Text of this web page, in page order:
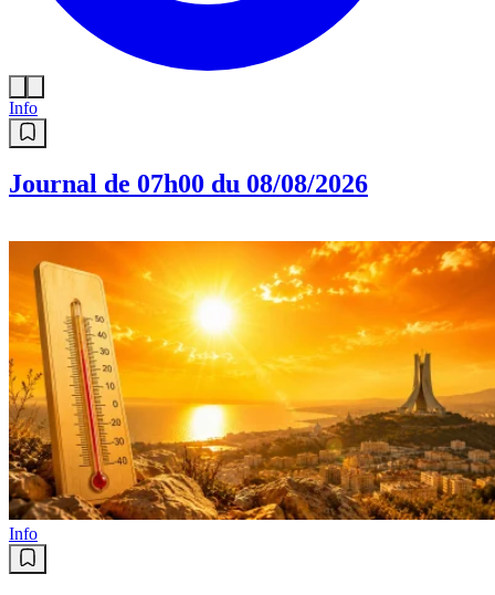
Info
Journal de 07h00 du 08/08/2026
Info